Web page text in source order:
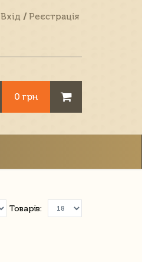
Вхід / Реєстрація
0 грн
Товарів: